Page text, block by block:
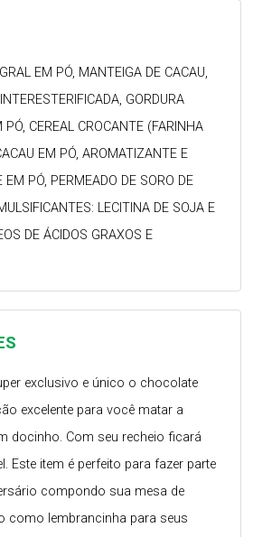
exclusivo e único o chocolate
excelente para você matar a
docinho. Com seu recheio ficará
Este item é perfeito para fazer parte
compondo sua mesa de
como lembrancinha para seus
EM PÓ, MANTEIGA DE CACAU,
GORDURA
PÓ, CEREAL CROCANTE (FARINHA
EM PÓ, AROMATIZANTE E
EM PÓ, PERMEADO DE SORO DE
LECITINA DE SOJA E
DE ÁCIDOS GRAXOS E